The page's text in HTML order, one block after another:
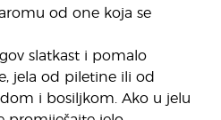
od one koja se
slatkast i pomalo
jela od piletine ili od
i bosiljkom. Ako u jelu